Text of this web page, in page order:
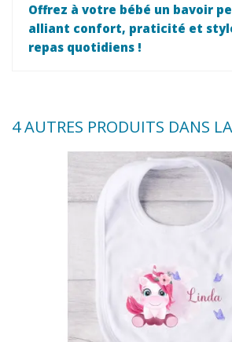
Offrez à votre bébé un bavoir
alliant confort, praticité et
repas quotidiens !
4 AUTRES PRODUITS DANS